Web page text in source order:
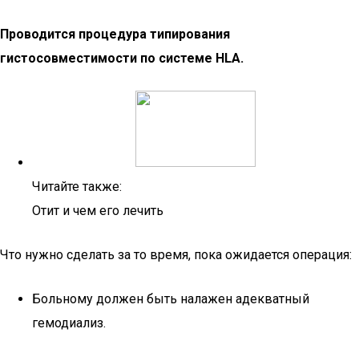
Проводится процедура типирования
гистосовместимости по системе HLA.
Читайте также:
Отит и чем его лечить
Что нужно сделать за то время, пока ожидается операция:
Больному должен быть налажен адекватный
гемодиализ.